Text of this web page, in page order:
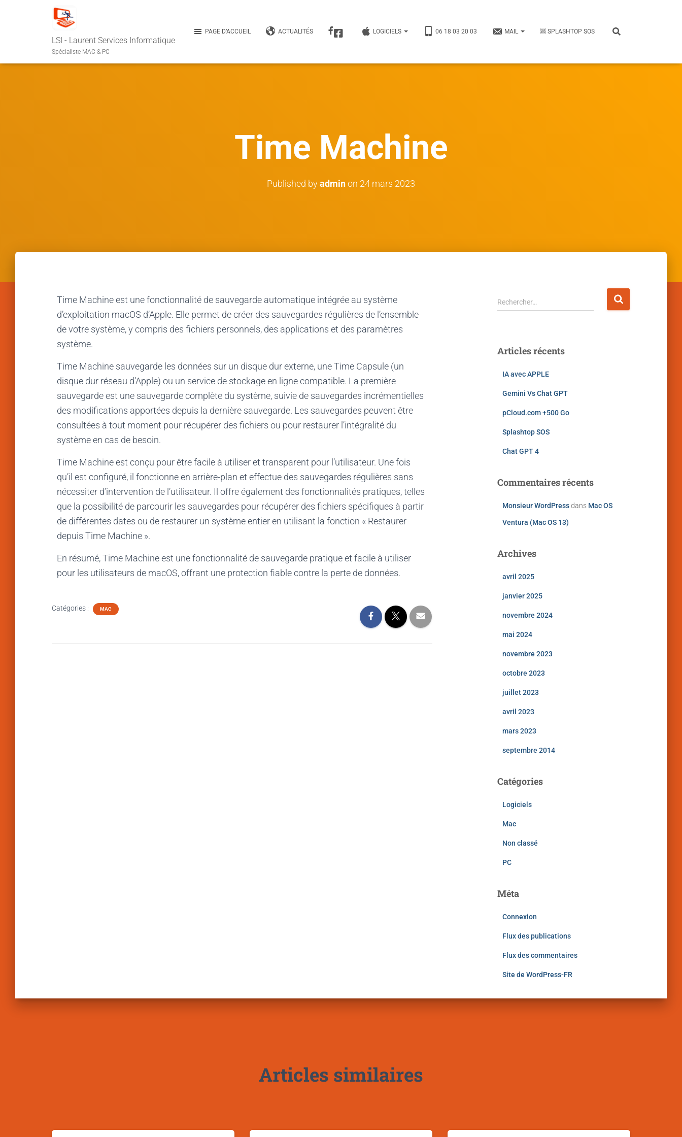
LSI - Laurent Services Informatique
Spécialiste MAC & PC
PAGE D’ACCUEIL ACTUALITÉS LOGICIELS 06 18 03 20 03 MAIL 🆘 SPLASHTOP SOS
Time Machine
Published byadminon 24 mars 2023
Time Machine est une fonctionnalité de sauvegarde automatique intégrée au système
d’exploitation macOS d’Apple. Elle permet de créer des sauvegardes régulières de l’ensemble
de votre système, y compris des fichiers personnels, des applications et des paramètres
système.
Time Machine sauvegarde les données sur un disque dur externe, une Time Capsule (un
disque dur réseau d’Apple) ou un service de stockage en ligne compatible. La première
sauvegarde est une sauvegarde complète du système, suivie de sauvegardes incrémentielles
des modifications apportées depuis la dernière sauvegarde. Les sauvegardes peuvent être
consultées à tout moment pour récupérer des fichiers ou pour restaurer l’intégralité du
système en cas de besoin.
Time Machine est conçu pour être facile à utiliser et transparent pour l’utilisateur. Une fois
qu’il est configuré, il fonctionne en arrière-plan et effectue des sauvegardes régulières sans
nécessiter d’intervention de l’utilisateur. Il offre également des fonctionnalités pratiques, telles
que la possibilité de parcourir les sauvegardes pour récupérer des fichiers spécifiques à partir
de différentes dates ou de restaurer un système entier en utilisant la fonction « Restaurer
depuis Time Machine ».
En résumé, Time Machine est une fonctionnalité de sauvegarde pratique et facile à utiliser
pour les utilisateurs de macOS, offrant une protection fiable contre la perte de données.
Catégories : MAC
Rechercher…
Articles récents
IA avec APPLE
Gemini Vs Chat GPT
pCloud.com +500 Go
Splashtop SOS
Chat GPT 4
Commentaires récents
Monsieur WordPressdans Mac OS
Ventura (Mac OS 13)
Archives
avril 2025
janvier 2025
novembre 2024
mai 2024
novembre 2023
octobre 2023
juillet 2023
avril 2023
mars 2023
septembre 2014
Catégories
Logiciels
Mac
Non classé
PC
Méta
Connexion
Flux des publications
Flux des commentaires
Site de WordPress-FR
Articles similaires